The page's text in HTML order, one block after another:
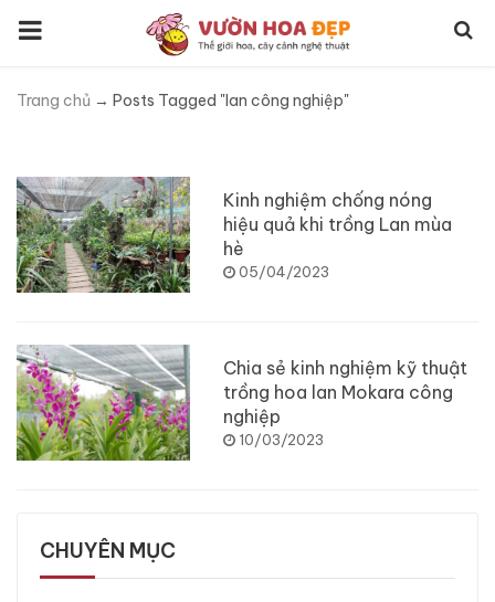
Trang chủ → Posts Tagged "lan công nghiệp"
Kinh nghiệm chống nóng
hiệu quả khi trồng Lan mùa
hè
05/04/2023
Chia sẻ kinh nghiệm kỹ thuật
trồng hoa lan Mokara công
nghiệp
10/03/2023
CHUYÊN MỤC